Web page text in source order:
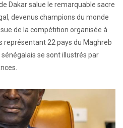
Dakar salue le remarquable sacre
devenus champions du monde
de la compétition organisée à
représentant 22 pays du Maghreb
se sont illustrés par